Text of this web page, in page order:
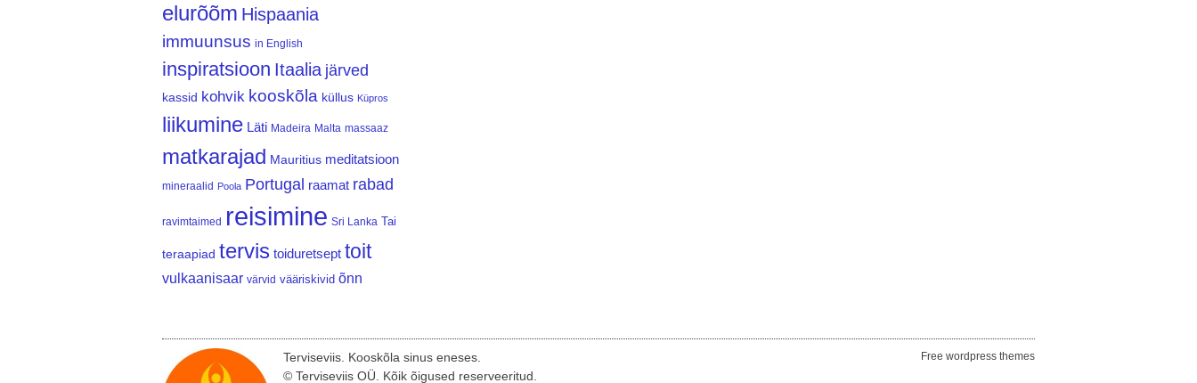
elurõõm Hispaania
immuunsus in English
inspiratsioon Itaalia järved
kassid kohvik kooskõla küllus Küpros
liikumine Läti Madeira Malta massaaz
matkarajad Mauritius meditatsioon
mineraalid Poola Portugal raamat rabad
ravimtaimed reisimine Sri Lanka Tai
teraapiad tervis toiduretsept toit
vulkaanisaar värvid vääriskivid õnn
Terviseviis. Kooskõla sinus eneses.
© Terviseviis OÜ. Kõik õigused reserveeritud.
Free wordpress themes